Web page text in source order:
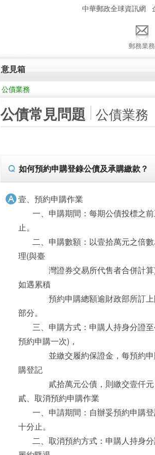
中華郵政全球資訊網
郵務業務
意見箱
公債業務
公債常見問題 公債業務
如何預約申購登錄公債及承購繳款？
壹、預約申購作業
一、申購期間：每期公債投標之前
止。
二、申購數額：以壹拾萬元之倍數
理(與臺
灣證券交易所代售者合併計算)，
如遇累積
預約申購總額逾財政部所訂上限
部分。
三、申購方式：申購人持身分證至
預約申購一次)，
並繳交履約保證金，每預約申購
購登記
貳拾萬元公債，則繳交壹仟元，
貳、取消預約申購作業
一、申請期間：自辦妥預約申購登
十分止。
二、取消預約方式：申購人持身分